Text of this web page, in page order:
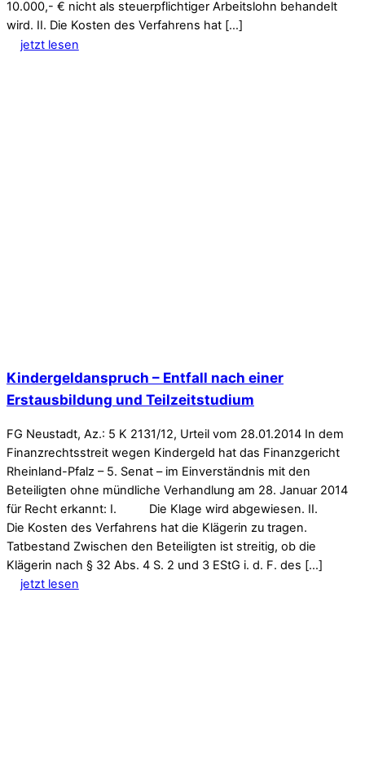
10.000,- € nicht als steuerpflichtiger Arbeitslohn behandelt
wird. II. Die Kosten des Verfahrens hat […]
jetzt lesen
Kindergeldanspruch – Entfall nach einer
Erstausbildung und Teilzeitstudium
FG Neustadt, Az.: 5 K 2131/12, Urteil vom 28.01.2014 In dem
Finanzrechtsstreit wegen Kindergeld hat das Finanzgericht
Rheinland-Pfalz – 5. Senat – im Einverständnis mit den
Beteiligten ohne mündliche Verhandlung am 28. Januar 2014
für Recht erkannt: I. Die Klage wird abgewiesen. II.
Die Kosten des Verfahrens hat die Klägerin zu tragen.
Tatbestand Zwischen den Beteiligten ist streitig, ob die
Klägerin nach § 32 Abs. 4 S. 2 und 3 EStG i. d. F. des […]
jetzt lesen